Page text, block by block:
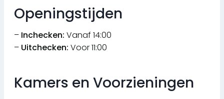
Openingstijden
– Inchecken: Vanaf 14:00
– Uitchecken: Voor 11:00
Kamers en Voorzieningen